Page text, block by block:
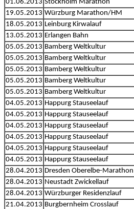
01.06.2013 Stockholm Marathon
19.05.2013 Würzburg Marathon/HM
18.05.2013 Leinburg Kirwalauf
13.05.2013 Erlangen Bahn
05.05.2013 Bamberg Weltkultur
05.05.2013 Bamberg Weltkultur
05.05.2013 Bamberg Weltkultur
05.05.2013 Bamberg Weltkultur
05.05.2013 Bamberg Weltkultur
04.05.2013 Happurg Stauseelauf
04.05.2013 Happurg Stauseelauf
04.05.2013 Happurg Stauseelauf
04.05.2013 Happurg Stauseelauf
04.05.2013 Happurg Stauseelauf
04.05.2013 Happurg Stauseelauf
28.04.2013 Dresden Oberelbe-Marathon
28.04.2013 Neustadt Zwickellauf
28.04.2013 Würzburger Residenzlauf
21.04.2013 Burgbernheim Crosslauf